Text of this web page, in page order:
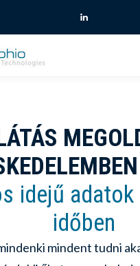
idejű adatok
időben
mindent tudni